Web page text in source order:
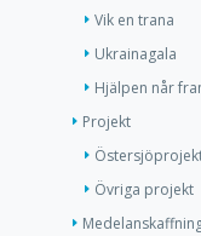
Vik en trana
Ukrainagala
Hjälpen når
Projekt
Övriga projekt